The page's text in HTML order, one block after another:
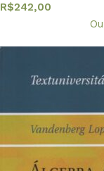
R$242,00